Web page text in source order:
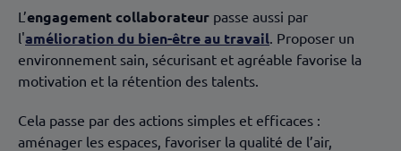
L’engagement collaborateur passe aussi par
l'amélioration du bien-être au travail. Proposer un
environnement sain, sécurisant et agréable favorise la
motivation et la rétention des talents.
Cela passe par des actions simples et efficaces :
aménager les espaces, favoriser la qualité de l’air,